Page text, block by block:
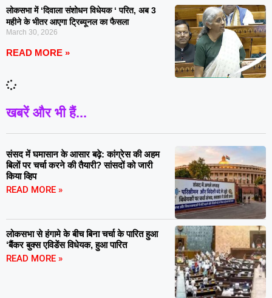
लोकसभा में ‘दिवाला संशोधन विधेयक ‘ परित, अब 3
महीने के भीतर आएगा ट्रिब्यूनल का फैसला
March 30, 2026
READ MORE »
खबरें और भी हैं...
संसद में घमासान के आसार बढ़े: कांग्रेस की अहम
बिलों पर चर्चा करने की तैयारी? सांसदों को जारी
किया व्हिप
READ MORE »
लोकसभा से हंगामे के बीच बिना चर्चा के पारित हुआ
‘बैंकर बुक्स एविडेंस विधेयक, हुआ पारित
READ MORE »